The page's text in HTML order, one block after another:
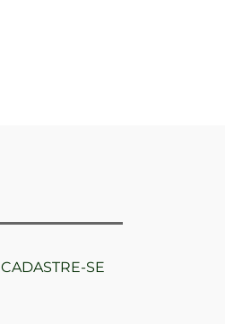
CADASTRE-SE